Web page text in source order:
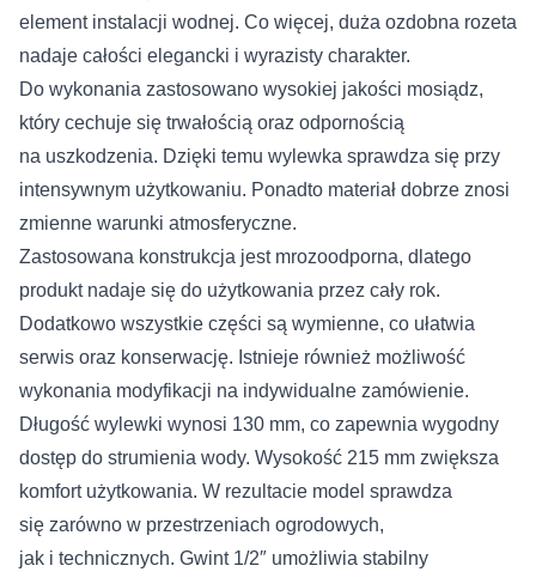
element instalacji wodnej. Co więcej, duża ozdobna rozeta
nadaje całości elegancki i wyrazisty charakter.
Do wykonania zastosowano wysokiej jakości mosiądz,
który cechuje się trwałością oraz odpornością
na uszkodzenia. Dzięki temu wylewka sprawdza się przy
intensywnym użytkowaniu. Ponadto materiał dobrze znosi
zmienne warunki atmosferyczne.
Zastosowana konstrukcja jest mrozoodporna, dlatego
produkt nadaje się do użytkowania przez cały rok.
Dodatkowo wszystkie części są wymienne, co ułatwia
serwis oraz konserwację. Istnieje również możliwość
wykonania modyfikacji na indywidualne zamówienie.
Długość wylewki wynosi 130 mm, co zapewnia wygodny
dostęp do strumienia wody. Wysokość 215 mm zwiększa
komfort użytkowania. W rezultacie model sprawdza
się zarówno w przestrzeniach ogrodowych,
jak i technicznych. Gwint 1/2″ umożliwia stabilny